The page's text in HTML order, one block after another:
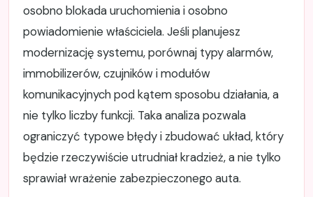
osobno blokada uruchomienia i osobno
powiadomienie właściciela. Jeśli planujesz
modernizację systemu, porównaj typy alarmów,
immobilizerów, czujników i modułów
komunikacyjnych pod kątem sposobu działania, a
nie tylko liczby funkcji. Taka analiza pozwala
ograniczyć typowe błędy i zbudować układ, który
będzie rzeczywiście utrudniał kradzież, a nie tylko
sprawiał wrażenie zabezpieczonego auta.